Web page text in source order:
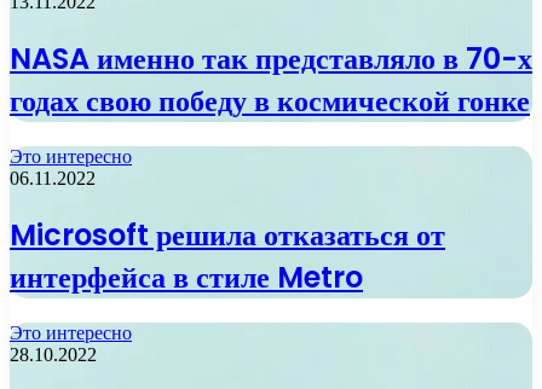
NASA именно так представляло в 70-х
годах свою победу в космической гонке
Это интересно
06.11.2022
Microsoft решила отказаться от
интерфейса в стиле Metro
Это интересно
28.10.2022